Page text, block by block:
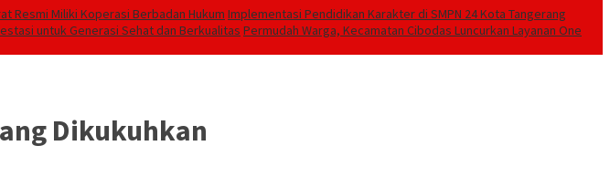
Resmi Miliki Koperasi Berbadan Hukum Implementasi Pendidikan Karakter di SMPN 24 Kota Tangerang
untuk Generasi Sehat dan Berkualitas Permudah Warga, Kecamatan Cibodas Luncurkan Layanan One
Dikukuhkan